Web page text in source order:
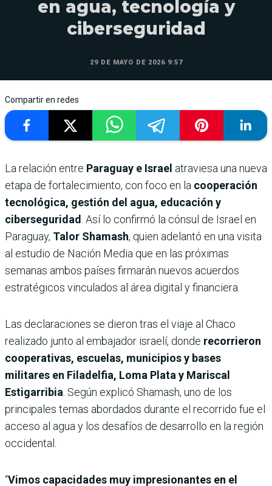
en agua, tecnología y
ciberseguridad
29 DE MAYO DE 2026 9:57
Compartir en redes
La relación entre Paraguay e Israel atraviesa una nueva
etapa de fortalecimiento, con foco en la cooperación
tecnológica, gestión del agua, educación y
ciberseguridad . Así lo confirmó la cónsul de Israel en
Paraguay, Talor Shamash, quien adelantó en una visita
al estudio de Nación Media que en las próximas
semanas ambos países firmarán nuevos acuerdos
estratégicos vinculados al área digital y financiera.
Las declaraciones se dieron tras el viaje al Chaco
realizado junto al embajador israelí, donde recorrieron
cooperativas, escuelas, municipios y bases
militares en Filadelfia, Loma Plata y Mariscal
Estigarribia . Según explicó Shamash, uno de los
principales temas abordados durante el recorrido fue el
acceso al agua y los desafíos de desarrollo en la región
occidental.
“Vimos capacidades muy impresionantes en el